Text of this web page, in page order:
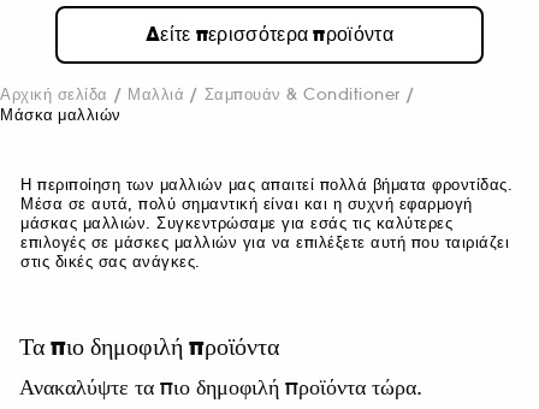
Δείτε περισσότερα προϊόντα
Αρχική σελίδα Μαλλιά Σαμπουάν & Conditioner
Μάσκα μαλλιών
Η περιποίηση των μαλλιών μας απαιτεί πολλά βήματα φροντίδας.
Μέσα σε αυτά, πολύ σημαντική είναι και η συχνή εφαρμογή
μάσκας μαλλιών. Συγκεντρώσαμε για εσάς τις καλύτερες
επιλογές σε μάσκες μαλλιών για να επιλέξετε αυτή που ταιριάζει
στις δικές σας ανάγκες.
Τα πιο δημοφιλή προϊόντα
Ανακαλύψτε τα πιο δημοφιλή προϊόντα τώρα.